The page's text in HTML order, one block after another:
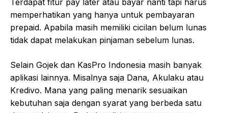
memperhatikan yang hanya untuk pembayaran
prepaid. Apabila masih memiliki cicilan belum lunas
tidak dapat melakukan pinjaman sebelum lunas.
Selain Gojek dan KasPro Indonesia masih banyak
aplikasi lainnya. Misalnya saja Dana, Akulaku atau
Kredivo. Mana yang paling menarik sesuaikan
kebutuhan saja dengan syarat yang berbeda satu